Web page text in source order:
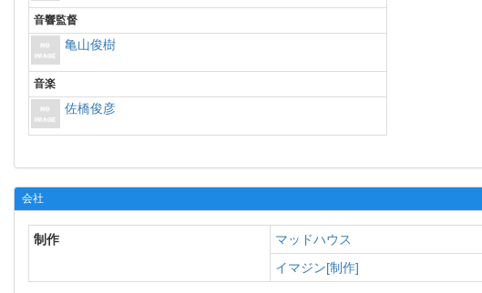
音響監督
亀山俊樹
音楽
佐橋俊彦
会社
制作
マッドハウス
イマジン[制作]